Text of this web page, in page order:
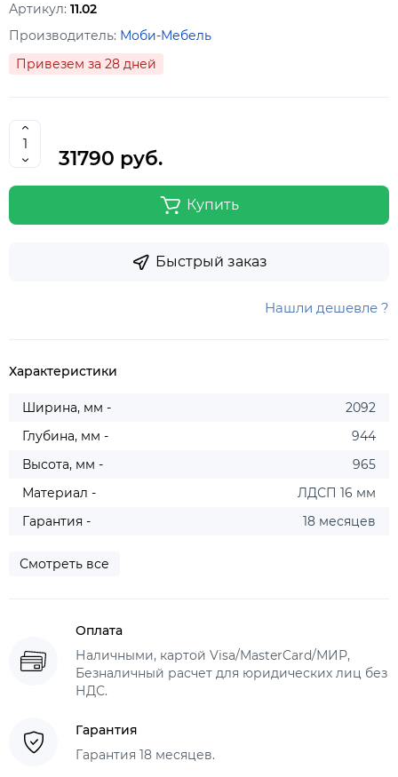
Артикул: 11.02
Производитель: Моби-Мебель
Привезем за 28 дней
31790 руб.
Купить
Быстрый заказ
Нашли дешевле ?
Характеристики
Ширина, мм -
2092
Глубина, мм -
944
Высота, мм -
965
Материал -
ЛДСП 16 мм
Гарантия -
18 месяцев
Смотреть все
Оплата
Наличными, картой Visa/MasterCard/МИР,
Безналичный расчет для юридических лиц без
НДС.
Гарантия
Гарантия 18 месяцев.